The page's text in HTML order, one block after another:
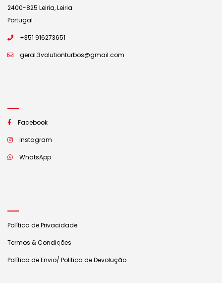
2400-825 Leiria, Leiria
Portugal
+351 916273651
geral.3volutionturbos@gmail.com
Facebook
Instagram
WhatsApp
Política de Privacidade
Termos & Condições
Política de Envio/ Politica de Devolução